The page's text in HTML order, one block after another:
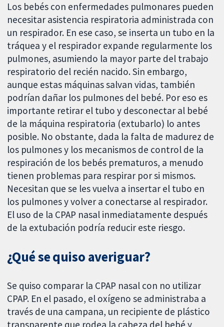
Los bebés con enfermedades pulmonares pueden
necesitar asistencia respiratoria administrada con
un respirador. En ese caso, se inserta un tubo en la
tráquea y el respirador expande regularmente los
pulmones, asumiendo la mayor parte del trabajo
respiratorio del recién nacido. Sin embargo,
aunque estas máquinas salvan vidas, también
podrían dañar los pulmones del bebé. Por eso es
importante retirar el tubo y desconectar al bebé
de la máquina respiratoria (extubarlo) lo antes
posible. No obstante, dada la falta de madurez de
los pulmones y los mecanismos de control de la
respiración de los bebés prematuros, a menudo
tienen problemas para respirar por si mismos.
Necesitan que se les vuelva a insertar el tubo en
los pulmones y volver a conectarse al respirador.
El uso de la CPAP nasal inmediatamente después
de la extubación podría reducir este riesgo.
¿Qué se quiso averiguar?
Se quiso comparar la CPAP nasal con no utilizar
CPAP. En el pasado, el oxígeno se administraba a
través de una campana, un recipiente de plástico
transparente que rodea la cabeza del bebé y